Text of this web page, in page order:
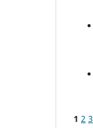
1 2 3